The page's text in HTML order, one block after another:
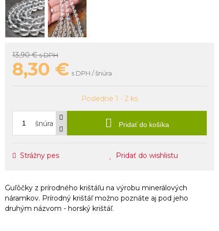
13,90 €s DPH
8,30 € s DPH / šnúra
Posledné 1 - 2 ks
šnúra Pridať do košíka
Strážny pes Pridať do wishlistu
Guľôčky z prírodného krištáľu na výrobu minerálových
náramkov. Prírodný krištáľ možno poznáte aj pod jeho
druhým názvom - horský krištáľ.